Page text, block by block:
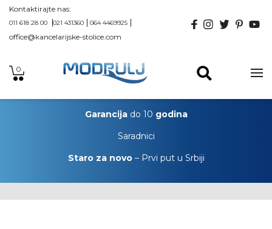
Kontaktirajte nas:
011 618 28 00 021 431360 064 4469925
office@kancelarijske-stolice.com
0
Garancijado 10 godina
Saradnici
Staro za novo– Prvi put u Srbiji